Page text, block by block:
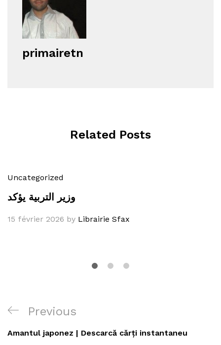
primairetn
Related Posts
Uncategorized
وزير التربية يؤكد
15 février 2026 by Librairie Sfax
Navigation
de
Previous
Post
Previous
Amantul japonez | Descarcă cărți instantaneu